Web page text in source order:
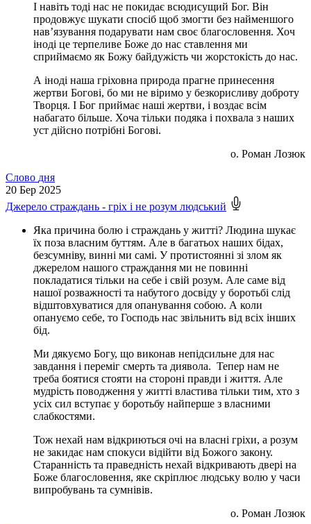
І навіть тоді нас не покидає всюдисущий Бог. Він
продовжує шукати спосіб щоб змогти без найменшого
нав’язування подарувати нам своє благословення. Хоч
іноді це терпеливе Боже до нас ставлення ми
сприймаємо як Божу байдужість чи жорстокість до нас.
А іноді наша гріховна природа прагне принесення
жертви Богові, бо ми не віримо у безкорисливу доброту
Творця. І Бог приймає наші жертви, і воздає всім
набагато більше. Хоча тільки подяка і похвала з наших
уст дійсно потрібні Богові.
о. Роман Лозюк
Слово дня
20 Бер 2025
Джерело страждань - гріх і не розум людський
Яка причина болю і страждань у житті? Людина шукає
їх поза власним буттям. Але в багатьох наших бідах,
безсумніву, винні ми самі. У протистоянні зі злом як
джерелом нашого страждання ми не повинні
покладатися тільки на себе і свій розум. Але саме від
нашої розважності та набутого досвіду у боротьбі слід
відштовхуватися для опанування собою. А коли
опануємо себе, то Господь нас звільнить від всіх інших
бід.
Ми дякуємо Богу, що виконав непідсильне для нас
завдання і переміг смерть та диявола. Тепер нам не
треба боятися стояти на стороні правди і життя. Але
мудрість поводження у житті властива тільки тим, хто з
усіх сил вступає у боротьбу найперше з власними
слабкостями.
Тож нехай нам відкриються очі на власні гріхи, а розум
не закидає нам спокуси відійти від Божого закону.
Старанність та праведність нехай відкривають двері на
Боже благословення, яке скріплює людську волю у часи
випробувань та сумнівів.
о. Роман Лозюк